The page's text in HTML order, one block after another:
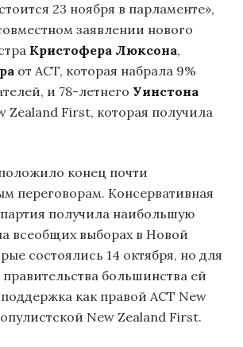
23 ноября в парламенте»,
заявлении нового
Кристофера Люксона,
от ACT, которая набрала 9%
и 78-летнего Уинстона
Zealand First, которая получила
конец почти
переговорам. Консервативная
получила наибольшую
всеобщих выборах в Новой
состоялись 14 октября, но для
большинства ей
как правой ACT New
New Zealand First.